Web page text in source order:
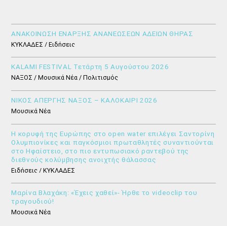
ΑΝΑΚΟΙΝΩΣΗ ΕΝΑΡΞΗΣ ΑΝΑΝΕΩΣΕΩΝ ΑΔΕΙΩΝ ΘΗΡΑΣ
ΚΥΚΛΑΔΕΣ / Ειδήσεις
KALAMI FESTIVAL Τετάρτη 5 Αυγούστου 2026
ΝΑΞΟΣ / Μουσικά Νέα / Πολιτισμός
ΝΙΚΟΣ ΑΠΕΡΓΗΣ ΝΑΞΟΣ – ΚΑΛΟΚΑΙΡΙ 2026
Μουσικά Νέα
Η κορυφή της Ευρώπης στο open water επιλέγει Σαντορίνη
Ολυμπιονίκες και παγκόσμιοι πρωταθλητές συναντιούνται
στο Ηφαίστειο, στο πιο εντυπωσιακό ραντεβού της
διεθνούς κολύμβησης ανοιχτής θάλασσας
Ειδήσεις / ΚΥΚΛΑΔΕΣ
Μαρίνα Βλαχάκη: «Έχεις χαθεί»- Ήρθε το videoclip του
τραγουδιού!
Μουσικά Νέα